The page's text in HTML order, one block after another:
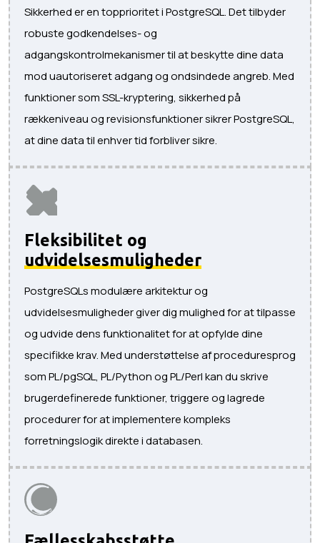
Sikkerhed er en topprioritet i PostgreSQL. Det tilbyder
robuste godkendelses- og
adgangskontrolmekanismer til at beskytte dine data
mod uautoriseret adgang og ondsindede angreb. Med
funktioner som SSL-kryptering, sikkerhed på
rækkeniveau og revisionsfunktioner sikrer PostgreSQL,
at dine data til enhver tid forbliver sikre.
Fleksibilitet og
udvidelsesmuligheder
PostgreSQLs modulære arkitektur og
udvidelsesmuligheder giver dig mulighed for at tilpasse
og udvide dens funktionalitet for at opfylde dine
specifikke krav. Med understøttelse af proceduresprog
som PL/pgSQL, PL/Python og PL/Perl kan du skrive
brugerdefinerede funktioner, triggere og lagrede
procedurer for at implementere kompleks
forretningslogik direkte i databasen.